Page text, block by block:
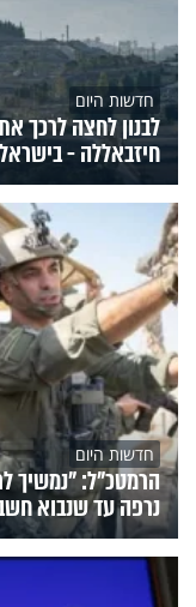
חדשות היום
לבנון לחצה לרכך
חיזבאללה -
חדשות היום
הרמטכ"ל: "נמשיך
נרפה עד שנבוא